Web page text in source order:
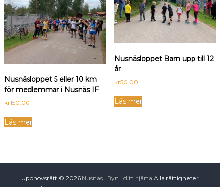
Nusnäsloppet 5 eller 10 km
för medlemmar i Nusnäs IF
kr150.00
Läs mer
Nusnäsloppet Barn upp till 12
år
kr50.00
Läs mer
Upphovsrätt © 2026 Nusnäs | Byn i ditt hjärta Alla rättigheter